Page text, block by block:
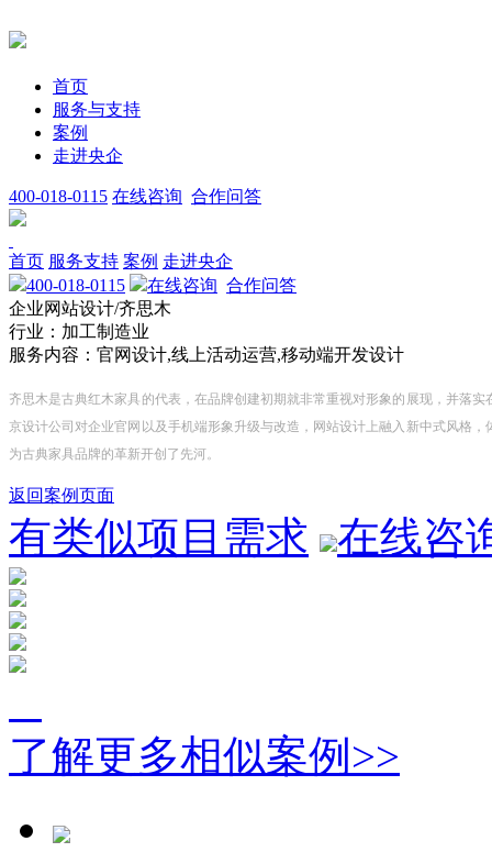
首页
服务与支持
案例
走进央企
400-018-0115 在线咨询 合作问答
首页 服务支持 案例 走进央企
400-018-0115
在线咨询 合作问答
企业网站设计/齐思木
行业：加工制造业
服务内容：官网设计,线上活动运营,移动端开发设计
齐思木是古典红木家具的代表，在品牌创建初期就非常重视对形象的展现，并落
京设计公司对企业官网以及手机端形象升级与改造，网站设计上融入新中式风格
为古典家具品牌的革新开创了先河。
返回案例页面
有类似项目需求 在线咨
了解更多相似案例>>